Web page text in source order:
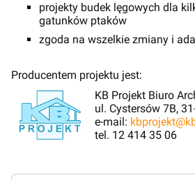
projekty budek lęgowych dla
gatunków ptaków
zgoda na wszelkie zmiany i
Producentem projektu jest:
KB Projekt Biuro
ul. Cystersów 7B,
e-mail:
tel. 12 414 35 06